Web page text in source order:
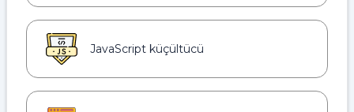
JavaScript küçültücü